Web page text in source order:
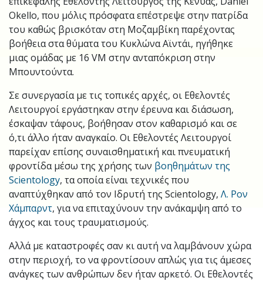
Okello, που μόλις πρόσφατα επέστρεψε στην πατρίδα
του καθώς βρισκόταν στη Μοζαμβίκη παρέχοντας
βοήθεια στα θύματα του Κυκλώνα Αϊντάι, ηγήθηκε
μιας ομάδας με 16 VM στην ανταπόκριση στην
Μπουντούντα.
Σε συνεργασία με τις τοπικές αρχές, οι Εθελοντές
Λειτουργοί εργάστηκαν στην έρευνα και διάσωση,
έσκαψαν τάφους, βοήθησαν στον καθαρισμό και σε
ό,τι άλλο ήταν αναγκαίο. Οι Εθελοντές Λειτουργοί
παρείχαν επίσης συναισθηματική και πνευματική
φροντίδα μέσω της χρήσης των βοηθημάτων της
Scientology, τα οποία είναι τεχνικές που
αναπτύχθηκαν από τον Ιδρυτή της Scientology, Λ. Ρον
Χάμπαρντ, για να επιταχύνουν την ανάκαμψη από το
άγχος και τους τραυματισμούς.
Αλλά με καταστροφές σαν κι αυτή να λαμβάνουν χώρα
στην περιοχή, το να φροντίσουν απλώς για τις άμεσες
ανάγκες των ανθρώπων δεν ήταν αρκετό. Οι Εθελοντές